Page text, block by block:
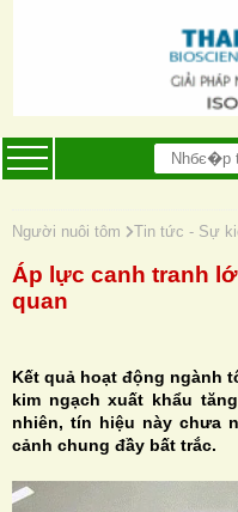
Người nuôi tôm Tin tức - Sự
Áp lực canh tranh
quan
Kết quả hoạt động ngành
kim ngạch xuất khẩu
nhiên, tín hiệu này chưa
cảnh chung đầy bất trắc.